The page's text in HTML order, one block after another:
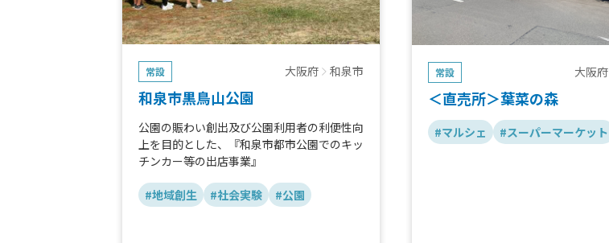
常設 大阪府 和泉市
和泉市黒鳥山公園
公園の賑わい創出及び公園利用者の利便性向
上を目的とした、『和泉市都市公園でのキッ
チンカー等の出店事業』
#地域創生 #社会実験 #公園
常設 大阪府
＜直売所＞葉菜の森
#マルシェ #スーパーマーケット